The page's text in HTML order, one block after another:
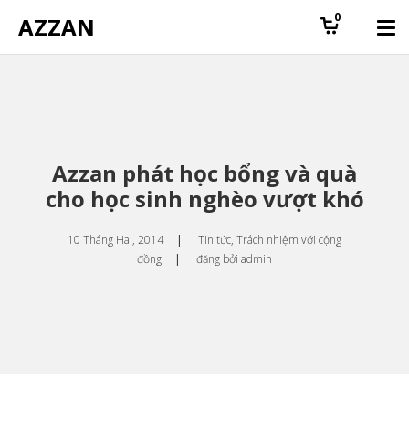
AZZAN 0
Azzan phát học bổng và quà
cho học sinh nghèo vượt khó
10 Tháng Hai, 2014 | Tin tức, Trách nhiệm với cộng
đồng
| đăng bởi admin